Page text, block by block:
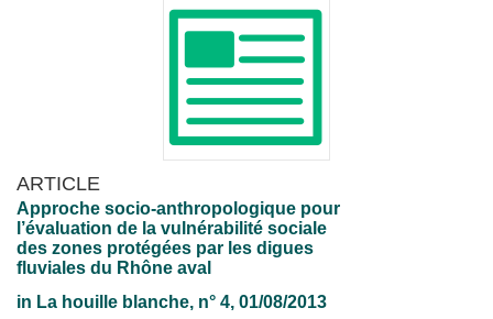
ARTICLE
Approche socio-anthropologique pour
l’évaluation de la vulnérabilité sociale
des zones protégées par les digues
fluviales du Rhône aval
in La houille blanche, n° 4, 01/08/2013